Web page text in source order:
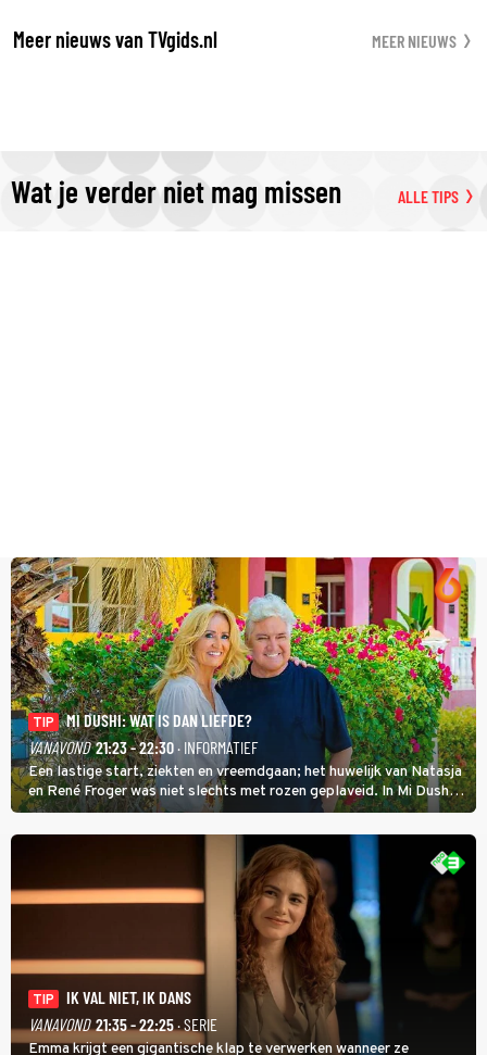
Meer nieuws van TVgids.nl MEER NIEUWS
Wat je verder niet mag missen ALLE TIPS
TIP
MI DUSHI: WAT IS DAN LIEFDE?
VANAVOND 21:23 - 22:30 · INFORMATIEF
Een lastige start, ziekten en vreemdgaan; het huwelijk van Natasja
en René Froger was niet slechts met rozen geplaveid. In Mi Dushi:
Wat Is Dan Liefde? neemt Wilfred Genee het showbizzkoppel mee
uit vissen om het over de liefde te hebben.
TIP
IK VAL NIET, IK DANS
VANAVOND 21:35 - 22:25· SERIE
Emma krijgt een gigantische klap te verwerken wanneer ze